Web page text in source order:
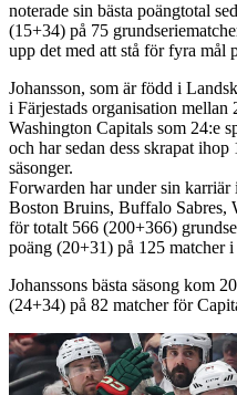
noterade sin bästa poängtotal
(15+34) på 75
upp det med att stå för fyra mål
Johansson, som är född i
i Färjestads organisation mellan
Washington Capitals som 24:e
och har sedan dess skrapat
säsonger.
Forwarden har under sin karriär
Boston Bruins, Buffalo Sabres,
för totalt 566 (200+366)
poäng (20+31) på 125 matcher
Johanssons bästa säsong kom
(24+34) på 82 matcher för